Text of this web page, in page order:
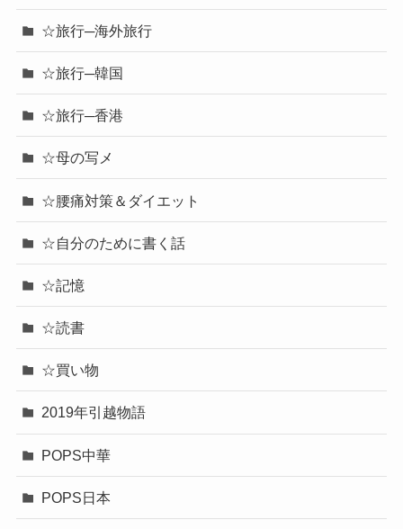
☆旅行─海外旅行
☆旅行─韓国
☆旅行─香港
☆母の写メ
☆腰痛対策＆ダイエット
☆自分のために書く話
☆記憶
☆読書
☆買い物
2019年引越物語
POPS中華
POPS日本